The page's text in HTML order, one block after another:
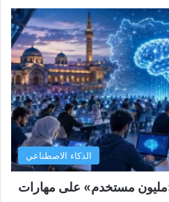
الذكاء الاصطناعي
مستخدم» على مهارات